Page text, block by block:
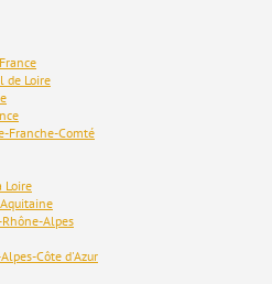
de Loire
Franche-Comté
Loire
Alpes
Côte d'Azur